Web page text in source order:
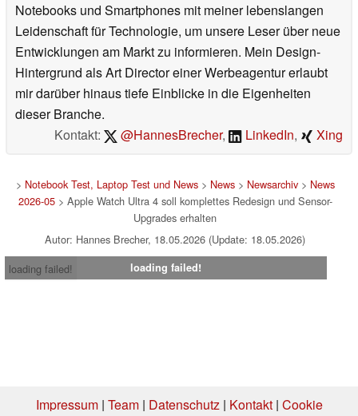
Notebooks und Smartphones mit meiner lebenslangen
Leidenschaft für Technologie, um unsere Leser über neue
Entwicklungen am Markt zu informieren. Mein Design-
Hintergrund als Art Director einer Werbeagentur erlaubt
mir darüber hinaus tiefe Einblicke in die Eigenheiten
dieser Branche.
Kontakt:
@HannesBrecher, LinkedIn, Xing
> Notebook Test, Laptop Test und News> News> Newsarchiv> News
2026-05> Apple Watch Ultra 4 soll komplettes Redesign und Sensor-
Upgrades erhalten
Autor: Hannes Brecher, 18.05.2026 (Update: 18.05.2026)
loading failed!
loading failed!
Impressum| Team| Datenschutz| Kontakt| Cookie